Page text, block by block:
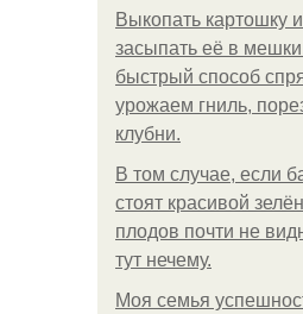
Выкопать картошку
засыпать её в
быстрый способ
урожаем гниль,
клубни.
В том случае, если
стоят красивой
плодов почти не
тут нечему.
Моя семья